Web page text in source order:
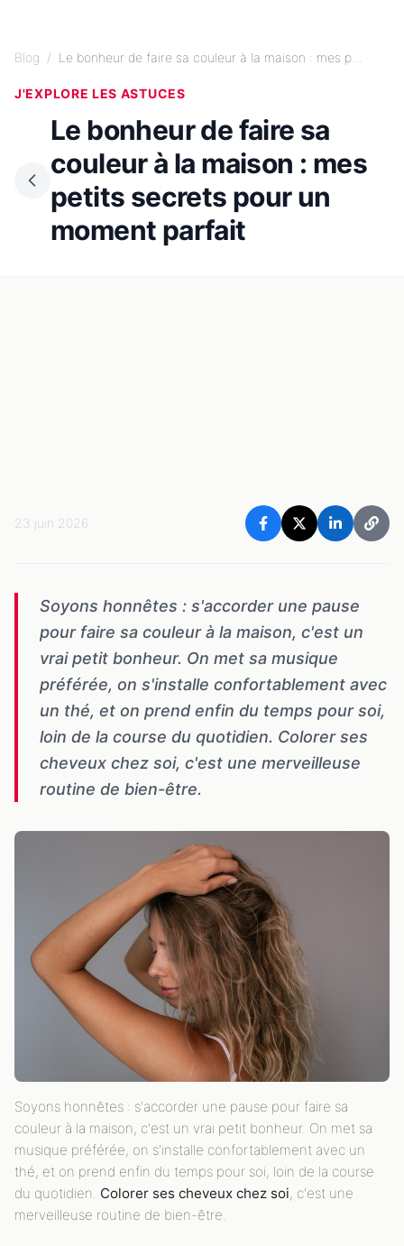
Blog / Le bonheur de faire sa couleur à la maison : mes p...
J'EXPLORE LES ASTUCES
Le bonheur de faire sa
couleur à la maison : mes
petits secrets pour un
moment parfait
23 juin 2026
Soyons honnêtes : s'accorder une pause
pour faire sa couleur à la maison, c'est un
vrai petit bonheur. On met sa musique
préférée, on s'installe confortablement avec
un thé, et on prend enfin du temps pour soi,
loin de la course du quotidien. Colorer ses
cheveux chez soi, c'est une merveilleuse
routine de bien-être.
Soyons honnêtes : s'accorder une pause pour faire sa
couleur à la maison, c'est un vrai petit bonheur. On met sa
musique préférée, on s'installe confortablement avec un
thé, et on prend enfin du temps pour soi, loin de la course
du quotidien. Colorer ses cheveux chez soi, c'est une
merveilleuse routine de bien-être.